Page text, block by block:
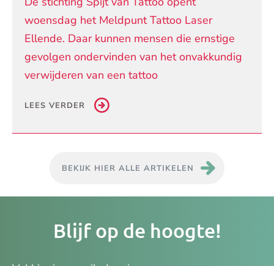
woensdag het Meldpunt Tattoo Laser
Ellende. Daar kunnen mensen die ernstige
gevolgen ondervinden van het onvakkundig
verwijderen van een tattoo
LEES VERDER
BEKIJK HIER ALLE ARTIKELEN
Blijf op de hoogte!